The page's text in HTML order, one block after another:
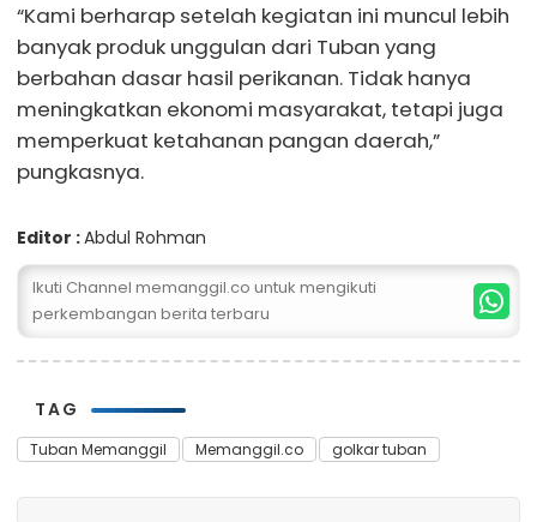
“Kami berharap setelah kegiatan ini muncul lebih
banyak produk unggulan dari Tuban yang
berbahan dasar hasil perikanan. Tidak hanya
meningkatkan ekonomi masyarakat, tetapi juga
memperkuat ketahanan pangan daerah,”
pungkasnya.
Editor :Abdul Rohman
Ikuti Channel memanggil.co untuk mengikuti
perkembangan berita terbaru
TAG
Tuban Memanggil Memanggil.co golkar tuban